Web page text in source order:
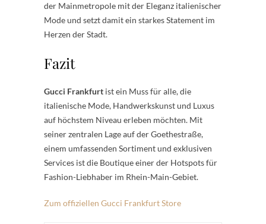
der Mainmetropole mit der Eleganz italienischer
Mode und setzt damit ein starkes Statement im
Herzen der Stadt.
Fazit
Gucci Frankfurt ist ein Muss für alle, die
italienische Mode, Handwerkskunst und Luxus
auf höchstem Niveau erleben möchten. Mit
seiner zentralen Lage auf der Goethestraße,
einem umfassenden Sortiment und exklusiven
Services ist die Boutique einer der Hotspots für
Fashion-Liebhaber im Rhein-Main-Gebiet.
Zum offiziellen Gucci Frankfurt Store